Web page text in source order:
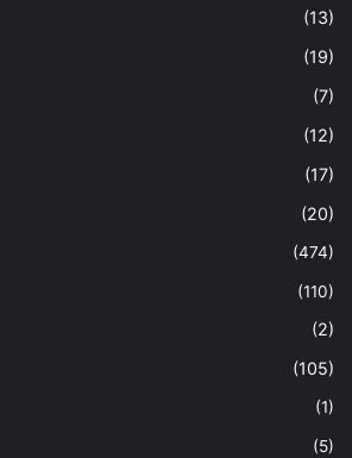
(13)
(19)
(7)
(12)
(17)
(20)
(474)
(110)
(2)
(105)
(1)
(5)